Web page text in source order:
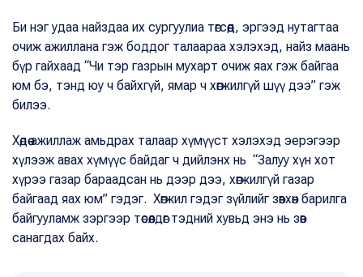
Би нэг удаа найздаа их сургуулиа төгсөөд, эргээд нутагтаа
очиж ажиллана гэж боддог талаараа хэлэхэд, найз маань
бүр гайхаад “Чи тэр газрын мухарт очиж яах гэж байгаа
юм бэ, тэнд юу ч байхгүй, ямар ч хөгжилгүй шүү дээ” гэж
билээ.
Хөдөө ажиллаж амьдрах талаар хүмүүст хэлэхэд эерэгээр
хүлээж авах хүмүүс байдаг ч дийлэнх нь “3алуу хүн хот
хүрээ газар бараадсан нь дээр дээ, хөгжилгүй газар
байгаад яах юм” гэдэг. Хөгжил гэдэг зүйлийг зөвхөн барилга
байгууламж зэргээр төсөөлдөг тэдний хувьд энэ нь зөв
санагдах байх.